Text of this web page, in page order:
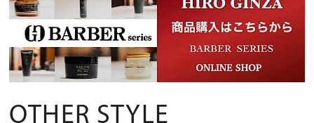
OTHER STYLE